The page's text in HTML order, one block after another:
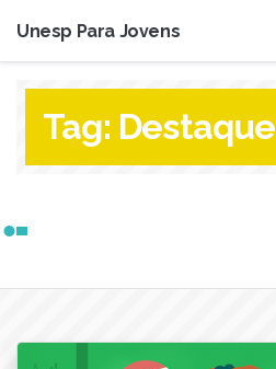
Unesp Para Jovens
Tag: Destaque